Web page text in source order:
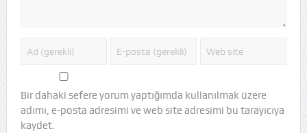
Bir dahaki sefere yorum yaptığımda kullanılmak üzere
adımı, e-posta adresimi ve web site adresimi bu tarayıcıya
kaydet.